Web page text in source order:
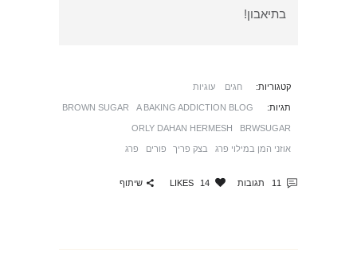
בתיאבון!
קטגוריות: חגים עוגיות
תגיות: A BAKING ADDICTION BLOG
BROWN SUGAR
BRWSUGAR
ORLY DAHAN HERMESH
אוזני המן במילוי פרג בצק פריך פורים פרג
11 תגובות 14
LIKES שיתוף